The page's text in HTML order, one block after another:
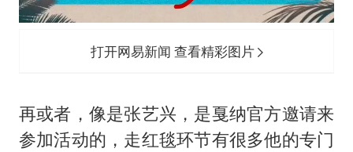
打开网易新闻 查看精彩图片
再或者，像是张艺兴，是戛纳官方邀请来
参加活动的，走红毯环节有很多他的专门